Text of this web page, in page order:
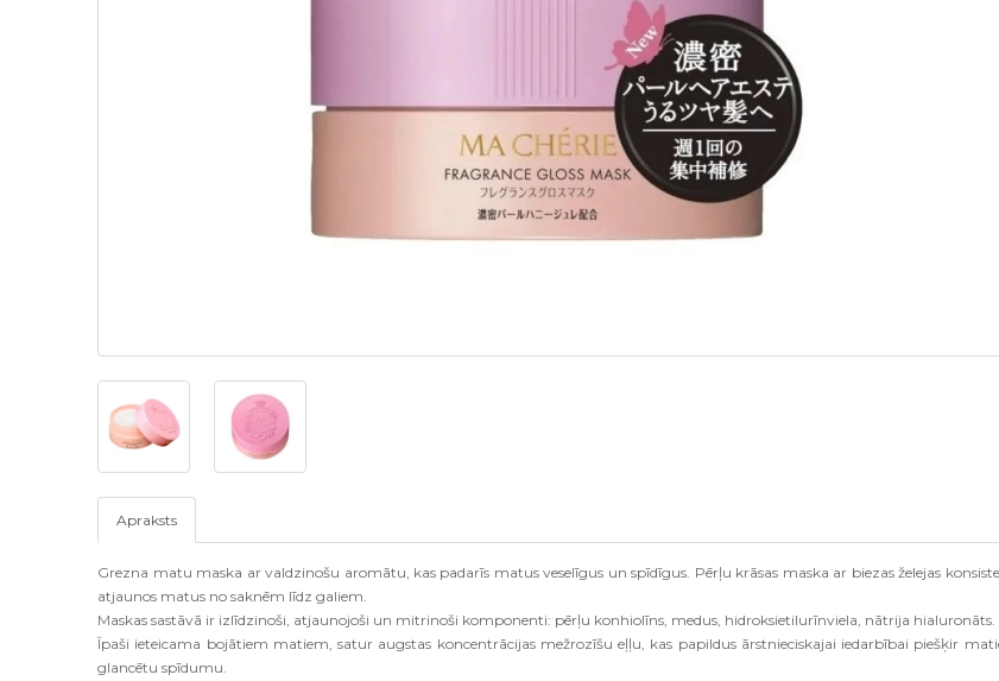
Apraksts
Grezna matu maska ​​ar valdzinošu aromātu, kas padarīs matus veselīgus un spīdīgus. Pērļu krāsas maska ​​ar biezas želejas
atjaunos matus no saknēm līdz galiem.
Maskas sastāvā ir izlīdzinoši, atjaunojoši un mitrinoši komponenti: pērļu konhiolīns, medus, hidroksietilurīnviela, nātrija hialuronāts.
Īpaši ieteicama bojātiem matiem, satur augstas koncentrācijas mežrozīšu eļļu, kas papildus ārstnieciskajai iedarbībai piešķir
glancētu spīdumu.